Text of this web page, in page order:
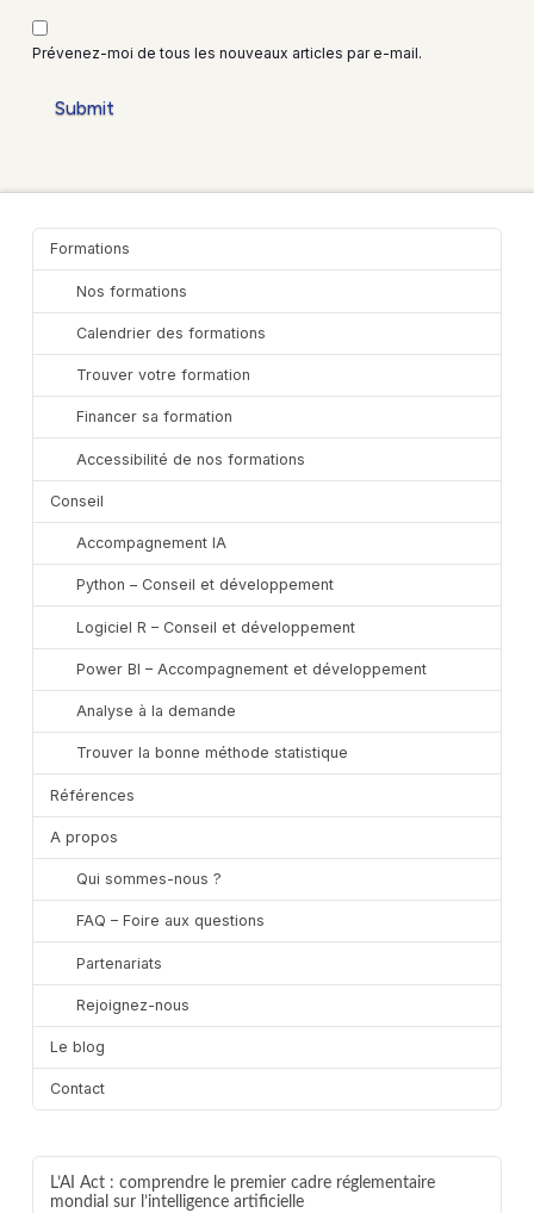
Prévenez-moi de tous les nouveaux articles par e-mail.
Formations
Nos formations
Calendrier des formations
Trouver votre formation
Financer sa formation
Accessibilité de nos formations
Conseil
Accompagnement IA
Python – Conseil et développement
Logiciel R – Conseil et développement
Power BI – Accompagnement et développement
Analyse à la demande
Trouver la bonne méthode statistique
Références
A propos
Qui sommes-nous ?
FAQ – Foire aux questions
Partenariats
Rejoignez-nous
Le blog
Contact
L’AI Act : comprendre le premier cadre réglementaire
mondial sur l’intelligence artificielle